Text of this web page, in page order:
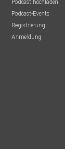
Podcast hochladen
Podcast-Events
Registrierung
Anmeldung